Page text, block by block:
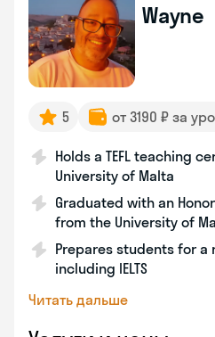
Wayne
5 от 3190 ₽ за
Holds a TEFL teaching
University of Malta
Graduated with an
from the University of
Prepares students for a
including IELTS
Читать дальше